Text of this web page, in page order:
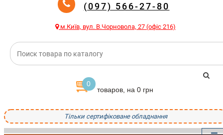
(097) 566-27-80
м.Київ, вул. В.Чорновола, 27 (офіс 216)
0
товаров, на 0 грн
Тільки сертифіковане обладнання